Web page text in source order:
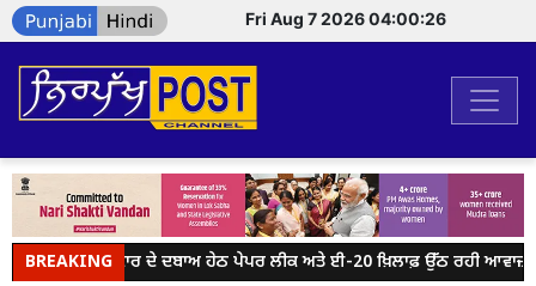
Fri Aug 7 2026 04:00:26
BREAKING
ਮੋਦੀ ਸਰਕਾਰ ਦੇ ਦਬਾਅ ਹੇਠ ਪੇਪਰ ਲੀਕ ਅਤੇ ਈ-20 ਖ਼ਿਲਾਫ਼ ਉੱਠ ਰਹੀ ਆਵਾਜ਼ ਨੂੰ